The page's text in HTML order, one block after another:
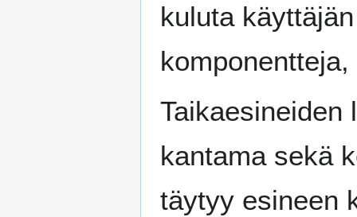
kuluta
Taikaesineiden
kantama sekä
täytyy esineen